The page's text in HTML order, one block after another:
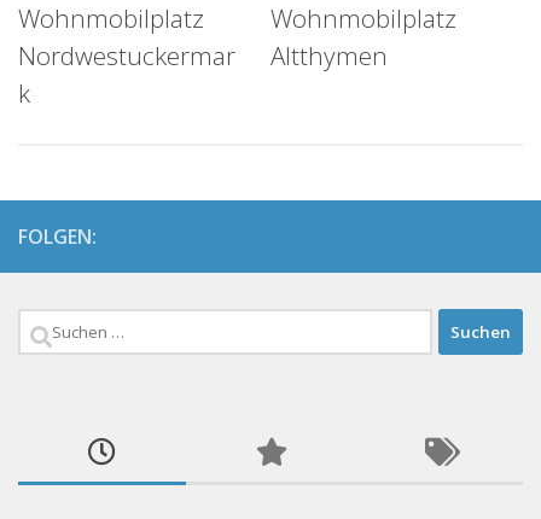
Wohnmobilplatz
Nordwestuckermar
k
Wohnmobilplatz
Altthymen
FOLGEN:
Suchen